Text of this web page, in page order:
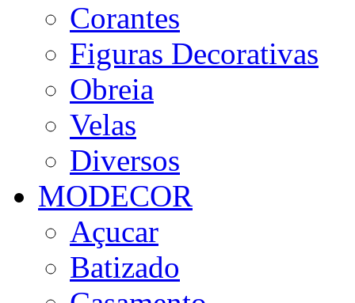
Corantes
Figuras Decorativas
Obreia
Velas
Diversos
MODECOR
Açucar
Batizado